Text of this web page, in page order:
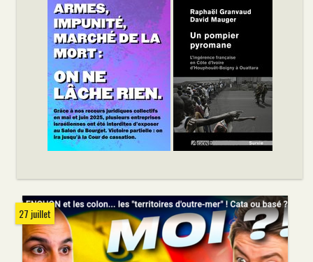
27 juillet